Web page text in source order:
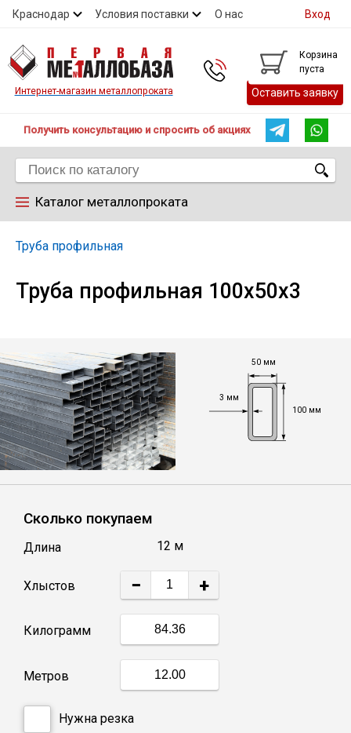
Краснодар Условия поставки О нас
Контакты
Контакты
Вход
Интернет-магазин металлопроката
Корзина
пуста
Оставить заявку
Получить консультацию и спросить об акциях
Каталог металлопроката
Арматура
Труба
Уголок
Балка
Квадрат
Труба профильная
Катанка
Полоса
Труба профильная
Труба профильная 100х50х3
3 мм
100 мм
50 мм
Сколько покупаем
Длина 12 м
Хлыстов − +
Килограмм
Метров
Нужна резка